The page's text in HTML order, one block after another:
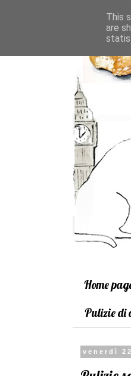
Home
Pulizie di
venerdì
This
are